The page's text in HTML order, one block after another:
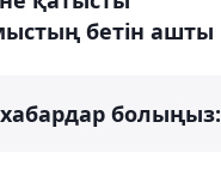
бетін ашты
болыңыз: